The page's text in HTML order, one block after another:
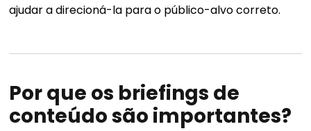
ajudar a direcioná-la para o público-alvo correto.
Por que os briefings de
conteúdo são importantes?